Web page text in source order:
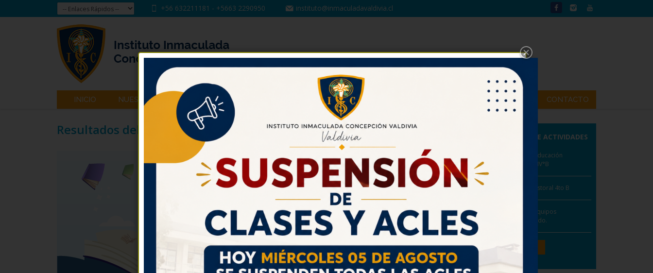
+56 632211181 - +5663 2290950 instituto@inmaculadavaldivia.cl
INICIO NUESTRO INSTITUTO PASTORAL UNIDAD DE FORMACIÓN Y CONVIVENCIA NOTICIAS CONTACTO
Resultados del Concurso Literario “140 años en 140 palabras”
Agosto 16, 2023
RESULTADO CONCURSO
LITERARIO DEPTO. LENGUAJE
Y FILOSOFÍA 2023
El Departamento de Lenguaje y
Filosofía felicita a los ganadores
del Concurso Literario “140
años en 140 palabras”, actividad
enmarcada en el aniversario y
CALENDARIO DE ACTIVIDADES
Lunes 03: Feria de la Educación
Superior asiste IV°A y IV°B
Martes 04: Jornada Pastoral 4to B
Martes 04: Retiro de Equipos
Directivos, San Bernardo.
Ver Todos